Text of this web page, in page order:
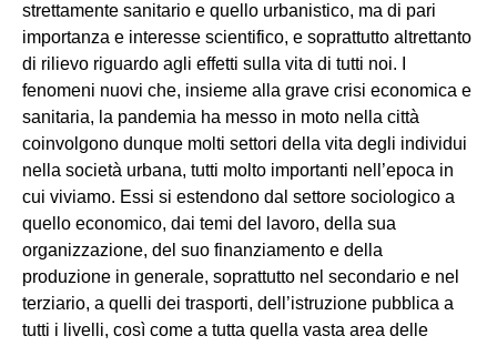
strettamente sanitario e quello urbanistico, ma di pari
importanza e interesse scientifico, e soprattutto altrettanto
di rilievo riguardo agli effetti sulla vita di tutti noi. I
fenomeni nuovi che, insieme alla grave crisi economica e
sanitaria, la pandemia ha messo in moto nella città
coinvolgono dunque molti settori della vita degli individui
nella società urbana, tutti molto importanti nell’epoca in
cui viviamo. Essi si estendono dal settore sociologico a
quello economico, dai temi del lavoro, della sua
organizzazione, del suo finanziamento e della
produzione in generale, soprattutto nel secondario e nel
terziario, a quelli dei trasporti, dell’istruzione pubblica a
tutti i livelli, così come a tutta quella vasta area delle